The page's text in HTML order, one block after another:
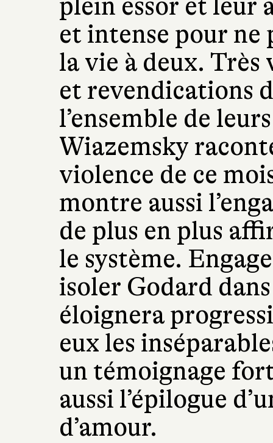
plein essor et leur
et intense pour ne
la vie à deux.
et revendications
l’ensemble de
Wiazemsky
violence de ce
montre aussi
de plus en plus
le système.
isoler Godard
éloignera
eux les
un témoignage
aussi l’épilogue
d’amour.